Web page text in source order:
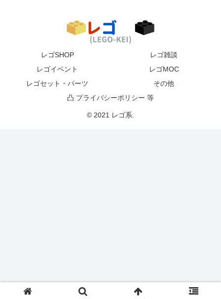
レゴSHOP
レゴ雑談
レゴイベント
レゴMOC
レゴセット・パーツ
その他
凸 プライバシーポリシー 等
© 2021 レゴ系.